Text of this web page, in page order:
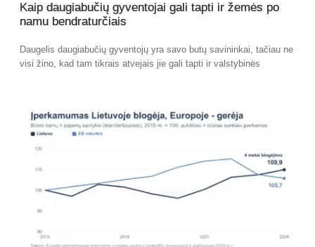
Kaip daugiabučių gyventojai gali tapti ir žemės po
namu bendraturčiais
Daugelis daugiabučių gyventojų yra savo butų savininkai, tačiau ne
visi žino, kad tam tikrais atvejais jie gali tapti ir valstybinės